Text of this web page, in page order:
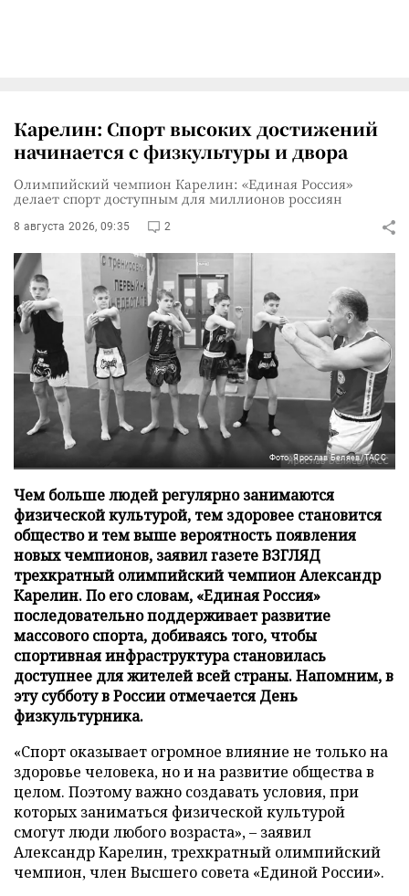
Карелин: Спорт высоких достижений
начинается с физкультуры и двора
Олимпийский чемпион Карелин: «Единая Россия»
делает спорт доступным для миллионов россиян
8 августа 2026, 09:35 2
Фото: Ярослав Беляев/ТАСС
Чем больше людей регулярно занимаются
физической культурой, тем здоровее становится
общество и тем выше вероятность появления
новых чемпионов, заявил газете ВЗГЛЯД
трехкратный олимпийский чемпион Александр
Карелин. По его словам, «Единая Россия»
последовательно поддерживает развитие
массового спорта, добиваясь того, чтобы
спортивная инфраструктура становилась
доступнее для жителей всей страны. Напомним, в
эту субботу в России отмечается День
физкультурника.
«Спорт оказывает огромное влияние не только на
здоровье человека, но и на развитие общества в
целом. Поэтому важно создавать условия, при
которых заниматься физической культурой
смогут люди любого возраста», – заявил
Александр Карелин, трехкратный олимпийский
чемпион, член Высшего совета «Единой России».